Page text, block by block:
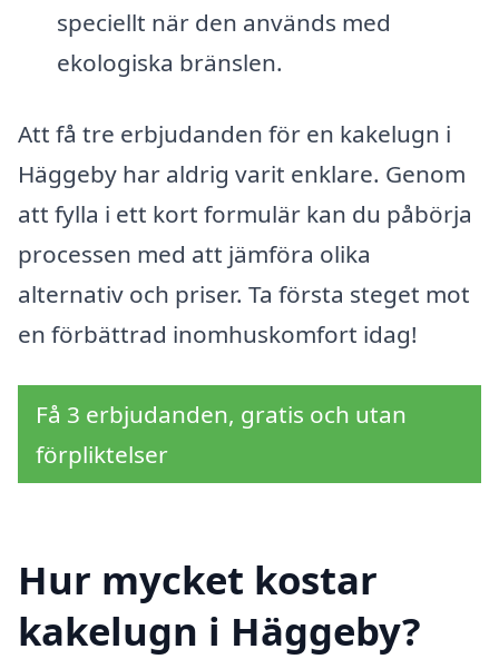
speciellt när den används med
ekologiska bränslen.
Att få tre erbjudanden för en kakelugn i
Häggeby har aldrig varit enklare. Genom
att fylla i ett kort formulär kan du påbörja
processen med att jämföra olika
alternativ och priser. Ta första steget mot
en förbättrad inomhuskomfort idag!
Få 3 erbjudanden, gratis och utan
förpliktelser
Hur mycket kostar
kakelugn i Häggeby?